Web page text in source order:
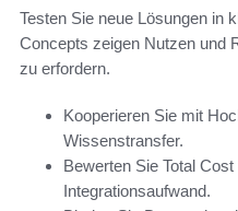
Testen Sie neue Lösungen in
Concepts zeigen Nutzen und
zu erfordern.
Kooperieren Sie mit
Wissenstransfer.
Bewerten Sie Total
Integrationsaufwand.